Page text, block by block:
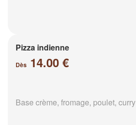
Pizza indienne
Dès 14.00 €
Base crème, fromage, poulet, curry